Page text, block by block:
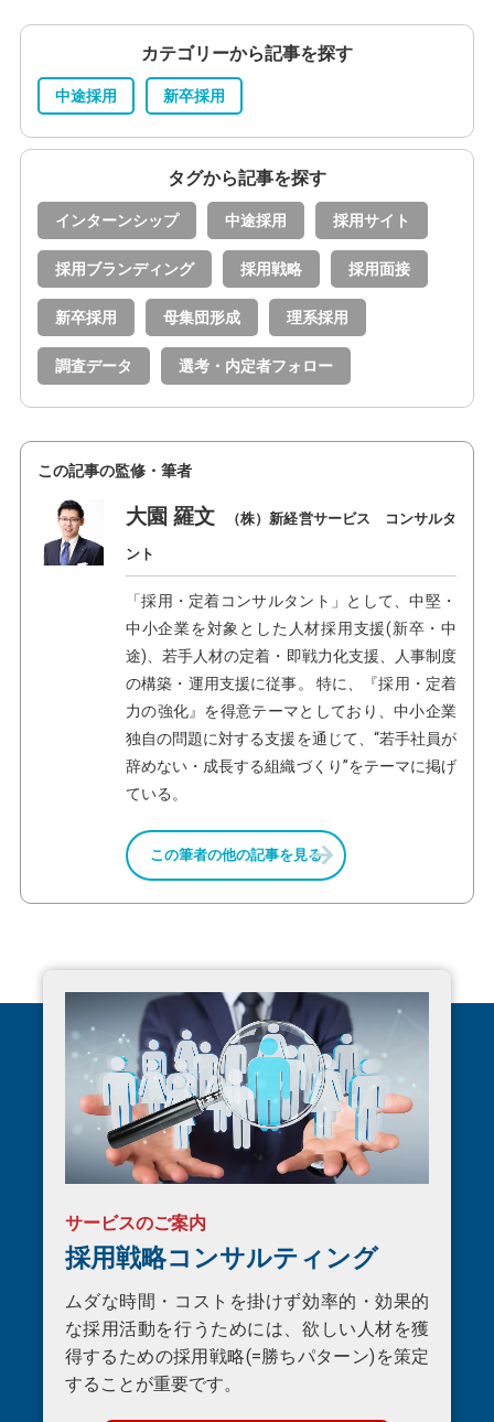
カテゴリーから記事を探す
中途採用 新卒採用
タグから記事を探す
インターンシップ 中途採用 採用サイト
採用ブランディング 採用戦略 採用面接
新卒採用 母集団形成 理系採用
調査データ 選考・内定者フォロー
この記事の監修・筆者
大園 羅文 （株）新経営サービス コンサルタ
ント
「採用・定着コンサルタント」として、中堅・
中小企業を対象とした人材採用支援(新卒・中
途)、若手人材の定着・即戦力化支援、人事制度
の構築・運用支援に従事。 特に、『採用・定着
力の強化』を得意テーマとしており、中小企業
独自の問題に対する支援を通じて、“若手社員が
辞めない・成長する組織づくり”をテーマに掲げ
ている。
この筆者の他の記事を見る
サービスのご案内
採用戦略コンサルティング
ムダな時間・コストを掛けず効率的・効果的
な採用活動を行うためには、欲しい人材を獲
得するための採用戦略(=勝ちパターン)を策定
することが重要です。